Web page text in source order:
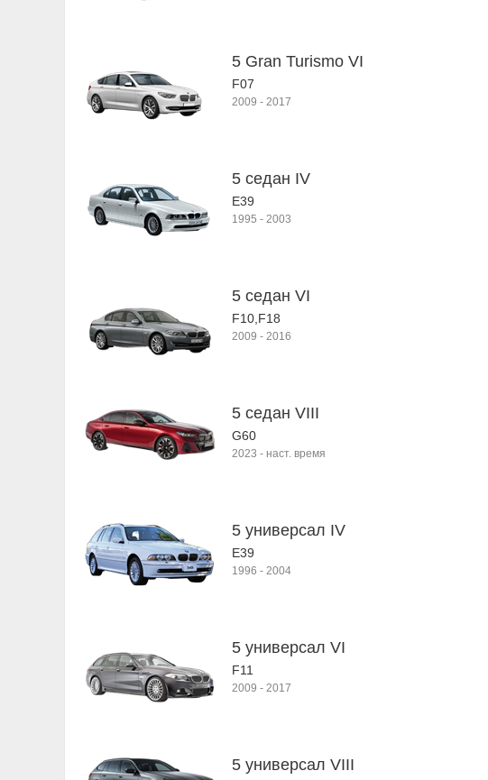
5 Gran Turismo VI
F07
2009 - 2017
5 седан IV
E39
1995 - 2003
5 седан VI
F10,F18
2009 - 2016
5 седан VIII
G60
2023 - наст. время
5 универсал IV
E39
1996 - 2004
5 универсал VI
F11
2009 - 2017
5 универсал VIII